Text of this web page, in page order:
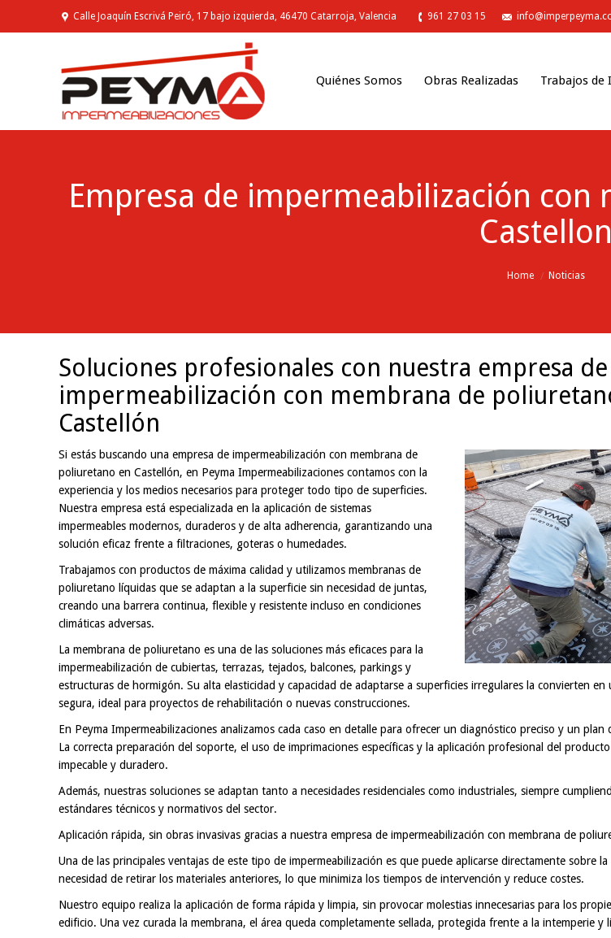
Calle Joaquín Escrivá Peiró, 17 bajo izquierda, 46470 Catarroja, Valencia 961 27 03 15
Quiénes Somos Obras Realizadas Trabajos
Empresa de impermeabilización
Castellon
Home Noticias
Soluciones profesionales con nuestra empresa de
impermeabilización con membrana de
Castellón
Si estás buscando una empresa de impermeabilización con membrana de
poliuretano en Castellón, en Peyma Impermeabilizaciones contamos con la
experiencia y los medios necesarios para proteger todo tipo de superficies.
Nuestra empresa está especializada en la aplicación de sistemas
impermeables modernos, duraderos y de alta adherencia, garantizando una
solución eficaz frente a filtraciones, goteras o humedades.
Trabajamos con productos de máxima calidad y utilizamos membranas de
poliuretano líquidas que se adaptan a la superficie sin necesidad de juntas,
creando una barrera continua, flexible y resistente incluso en condiciones
climáticas adversas.
La membrana de poliuretano es una de las soluciones más eficaces para la
impermeabilización de cubiertas, terrazas, tejados, balcones, parkings y
estructuras de hormigón. Su alta elasticidad y capacidad de adaptarse a superficies irregulares la convierten
segura, ideal para proyectos de rehabilitación o nuevas construcciones.
En Peyma Impermeabilizaciones analizamos cada caso en detalle para ofrecer un diagnóstico preciso y un plan
La correcta preparación del soporte, el uso de imprimaciones específicas y la aplicación profesional del
impecable y duradero.
Además, nuestras soluciones se adaptan tanto a necesidades residenciales como industriales, siempre
estándares técnicos y normativos del sector.
Aplicación rápida, sin obras invasivas gracias a nuestra empresa de impermeabilización con membrana de
Una de las principales ventajas de este tipo de impermeabilización es que puede aplicarse directamente sobre
necesidad de retirar los materiales anteriores, lo que minimiza los tiempos de intervención y reduce costes.
Nuestro equipo realiza la aplicación de forma rápida y limpia, sin provocar molestias innecesarias para los
edificio. Una vez curada la membrana, el área queda completamente sellada, protegida frente a la intemperie y